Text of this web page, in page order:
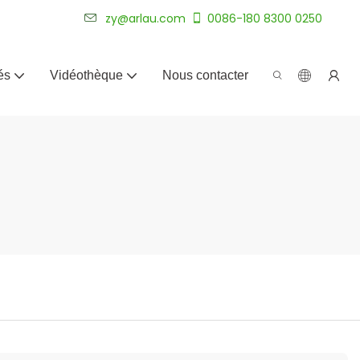
zy@arlau.com 0086-180 8300 0250
Vidéothèque Nous contacter